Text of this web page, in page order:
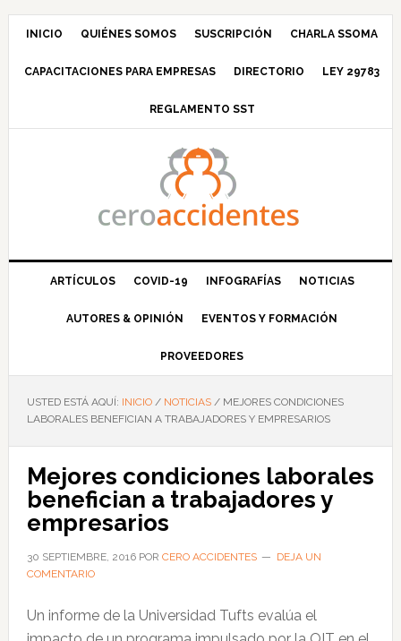
Saltar
navegación
Saltar
principal
Saltar
barra
principal
Saltar
INICIO QUIÉNES SOMOS SUSCRIPCIÓN CHARLA SSOMA
CAPACITACIONES PARA EMPRESAS DIRECTORIO LEY 29783
REGLAMENTO SST
ARTÍCULOS COVID-19 INFOGRAFÍAS NOTICIAS
AUTORES & OPINIÓN EVENTOS Y FORMACIÓN
PROVEEDORES
USTED ESTÁ AQUÍ: INICIO / NOTICIAS /MEJORES CONDICIONES
LABORALES BENEFICIAN A TRABAJADORES Y EMPRESARIOS
Mejores condiciones laborales
benefician a trabajadores y
empresarios
30 SEPTIEMBRE, 2016POR CERO ACCIDENTES
DEJA UN
COMENTARIO
Un informe de la Universidad Tufts evalúa el